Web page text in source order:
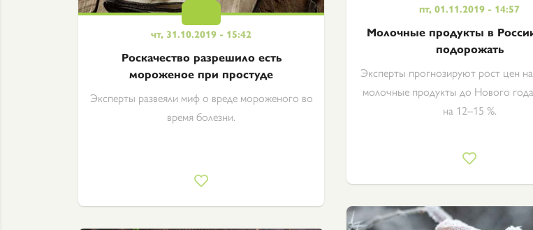
пт, 01.11.2019 - 14:57
Молочные продукты в
подорожать
Эксперты прогнозируют рост цен
молочные продукты до Нового
на 12–15 %.
чт, 31.10.2019 - 15:42
Роскачество разрешило есть
мороженое при простуде
Эксперты развеяли миф о вреде мороженого во
время болезни.